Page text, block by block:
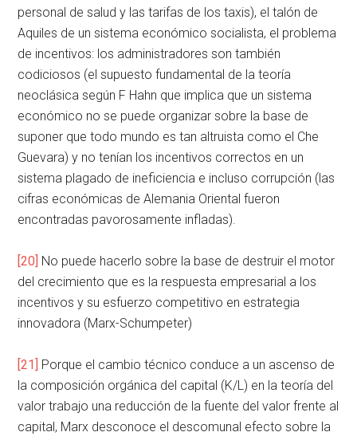
personal de salud y las tarifas de los taxis), el talón de
Aquiles de un sistema económico socialista, el problema
de incentivos: los administradores son también
codiciosos (el supuesto fundamental de la teoría
neoclásica según F Hahn que implica que un sistema
económico no se puede organizar sobre la base de
suponer que todo mundo es tan altruista como el Che
Guevara) y no tenían los incentivos correctos en un
sistema plagado de ineficiencia e incluso corrupción (las
cifras económicas de Alemania Oriental fueron
encontradas pavorosamente infladas).
[20] No puede hacerlo sobre la base de destruir el motor
del crecimiento que es la respuesta empresarial a los
incentivos y su esfuerzo competitivo en estrategia
innovadora (Marx-Schumpeter)
[21] Porque el cambio técnico conduce a un ascenso de
la composición orgánica del capital (K/L) en la teoría del
valor trabajo una reducción de la fuente del valor frente al
capital, Marx desconoce el descomunal efecto sobre la